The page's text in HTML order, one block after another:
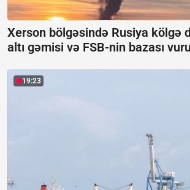
Xerson bölgəsində Rusiya kölgə
altı gəmisi və FSB-nin bazası
19:23